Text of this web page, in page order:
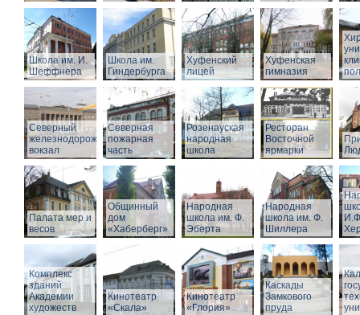
Школа им. И.
Шеффнера
Школа им.
Гиндербурга
Хуфенский
лицей
Хуфенская
гимназия
Северный
железнодорожный
вокзал
Северная
пожарная
часть
Розенауская
народная
школа
Ресторан
Восточной
ярмарки
Палата мер и
весов
Общинный
дом
«Хаберберг»
Народная
школа им. Ф.
Эберта
Народная
школа им. Ф.
Шиллера
Комплекс
зданий
Академии
художеств
Кинотеатр
«Скала»
Кинотеатр
«Глория»
Каскады
Замкового
пруда